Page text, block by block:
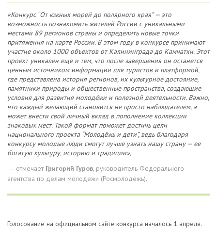
«Конкурс “От южных морей до полярного края” — это
возможность познакомить жителей России с уникальными
местами 89 регионов страны и определить новые точки
притяжения на карте России. В этом году в конкурсе принимают
участие около 1000 объектов от Калининграда до Камчатки. Этот
проект уникален еще и тем, что после завершения он останется
ценным источником информации для туристов и платформой,
где представлена история регионов, их культурное достояние,
памятники природы и общественные пространства, создающие
условия для развития молодёжи и полезной деятельности. Важно,
что каждый желающий становится не просто наблюдателем, а
может внести свой личный вклад в пополнение коллекции
знаковых мест. Такой формат поможет достичь цели
национального проекта “Молодёжь и дети”, ведь благодаря
конкурсу молодые люди смогут лучше узнать нашу страну — ее
богатую культуру, историю и традиции»,
— отмечает Григорий Гуров, руководитель Федерального
агентства по делам молодежи (Росмолодежь).
Голосование на официальном сайте конкурса началось 1 апреля.